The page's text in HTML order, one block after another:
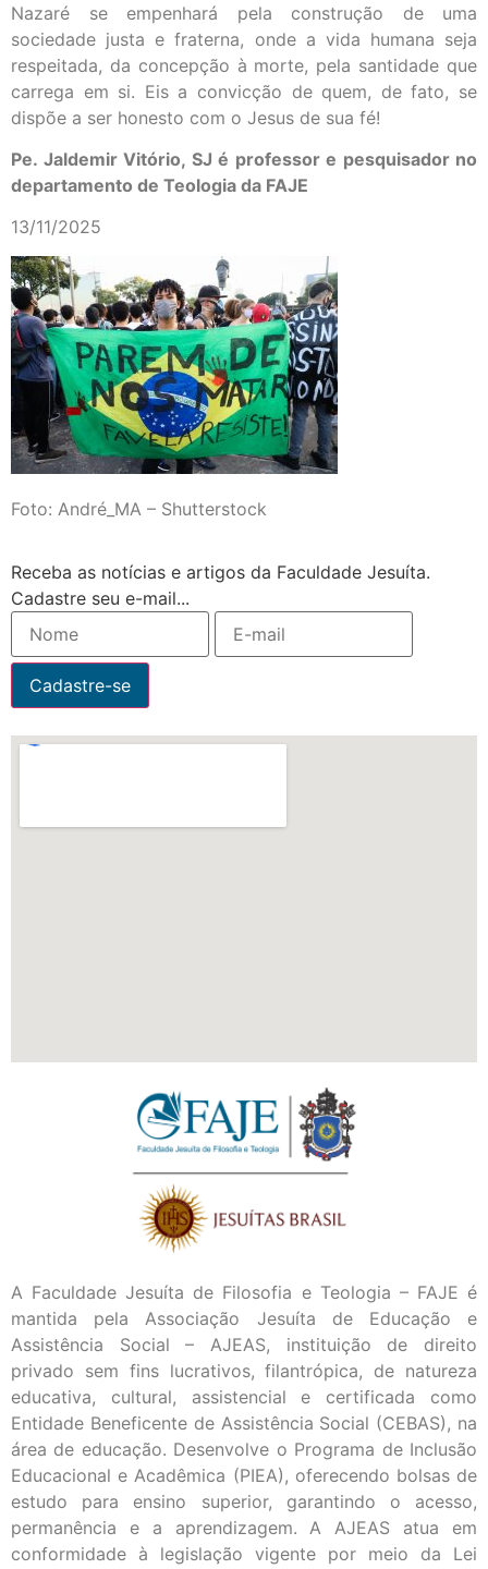
Nazaré se empenhará pela construção de uma
sociedade justa e fraterna, onde a vida humana seja
respeitada, da concepção à morte, pela santidade que
carrega em si. Eis a convicção de quem, de fato, se
dispõe a ser honesto com o Jesus de sua fé!
Pe. Jaldemir Vitório, SJ é professor e pesquisador no
departamento de Teologia da FAJE
13/11/2025
Foto: André_MA – Shutterstock
Receba as notícias e artigos da Faculdade Jesuíta.
Cadastre seu e-mail...
A Faculdade Jesuíta de Filosofia e Teologia – FAJE é
mantida pela Associação Jesuíta de Educação e
Assistência Social – AJEAS, instituição de direito
privado sem fins lucrativos, filantrópica, de natureza
educativa, cultural, assistencial e certificada como
Entidade Beneficente de Assistência Social (CEBAS), na
área de educação. Desenvolve o Programa de Inclusão
Educacional e Acadêmica (PIEA), oferecendo bolsas de
estudo para ensino superior, garantindo o acesso,
permanência e a aprendizagem. A AJEAS atua em
conformidade à legislação vigente por meio da Lei